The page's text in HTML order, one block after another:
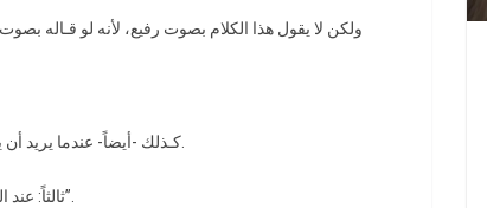
كـذلك -أيضاً- عندما يريد أن يأتيها لا بد أن يداعبها ويباشرها حتى تصل إلى ما وصل إليه هو من الشهوة.
ثالثاً: عند الجماع يقول:” بسم الله، اللهم جنبنا الشيطان وجنب الشيطان ما رزقتنا”.